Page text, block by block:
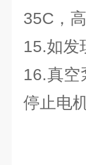
35C，
15.如发
16.真空
停止电机